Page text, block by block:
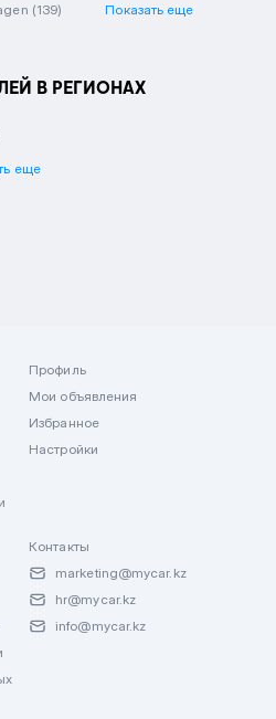
(139) Показать еще
В РЕГИОНАХ
еще
Профиль
Мои объявления
Избранное
Настройки
Контакты
marketing@mycar.kz
hr@mycar.kz
info@mycar.kz